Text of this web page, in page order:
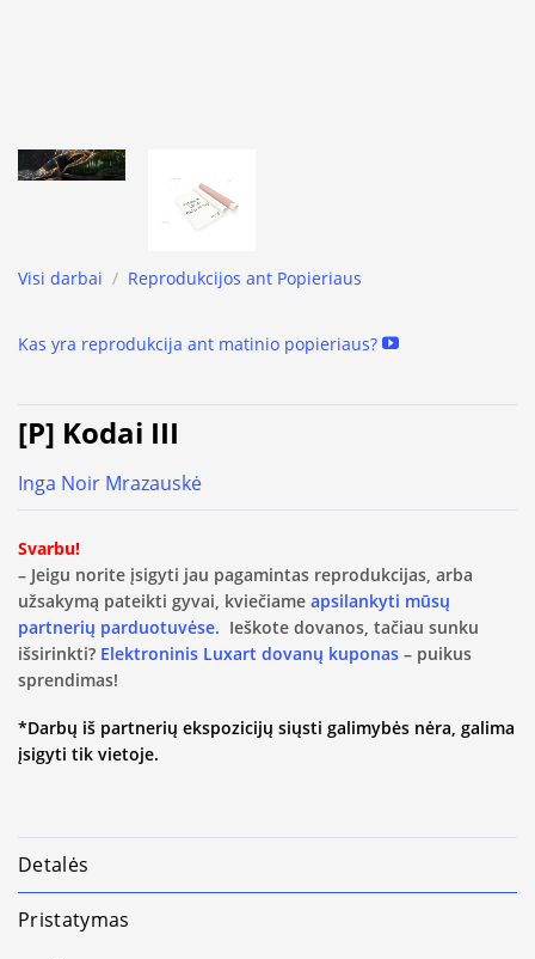
Visi darbai / Reprodukcijos ant Popieriaus
Kas yra reprodukcija ant matinio popieriaus?
[P] Kodai III
Inga Noir Mrazauskė
Svarbu!
– Jeigu norite įsigyti jau pagamintas reprodukcijas, arba
užsakymą pateikti gyvai, kviečiame apsilankyti mūsų
partnerių parduotuvėse. Ieškote dovanos, tačiau sunku
išsirinkti? Elektroninis Luxart dovanų kuponas – puikus
sprendimas!
*Darbų iš partnerių ekspozicijų siųsti galimybės nėra, galima
įsigyti tik vietoje.
Detalės
Pristatymas